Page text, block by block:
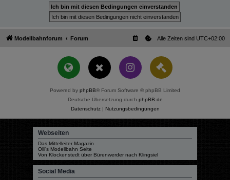
Modellbahnforum Forum Alle Zeiten sind UTC+02:00
Powered by phpBB® Forum Software © phpBB Limited
Deutsche Übersetzung durch phpBB.de
Datenschutz| Nutzungsbedingungen
Webseiten
Das Mittelleiter Magazin
Olli's Modellbahn Seite
Von Klockenstedt über Bürenwerder nach Klingsiel
Social Media